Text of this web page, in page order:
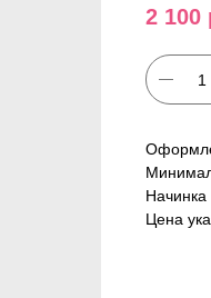
2 100
Цена